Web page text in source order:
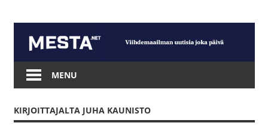
content
Mesta.net
MENU
KIRJOITTAJALTA JUHA KAUNISTO